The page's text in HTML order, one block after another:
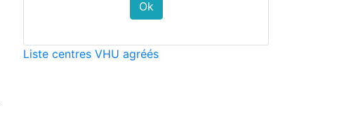
Liste centres VHU agréés